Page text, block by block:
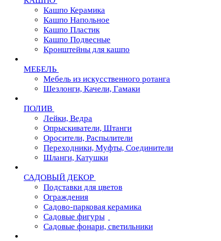
Кашпо Керамика
Кашпо Напольное
Кашпо Пластик
Кашпо Подвесные
Кронштейны для кашпо
МЕБЕЛЬ
Мебель из искусственного ротанга
Шезлонги, Качели, Гамаки
ПОЛИВ
Лейки, Ведра
Опрыскиватели, Штанги
Оросители, Распылители
Переходники, Муфты, Соединители
Шланги, Катушки
САДОВЫЙ ДЕКОР
Подставки для цветов
Ограждения
Садово-парковая керамика
Садовые фигуры
Садовые фонари, светильники